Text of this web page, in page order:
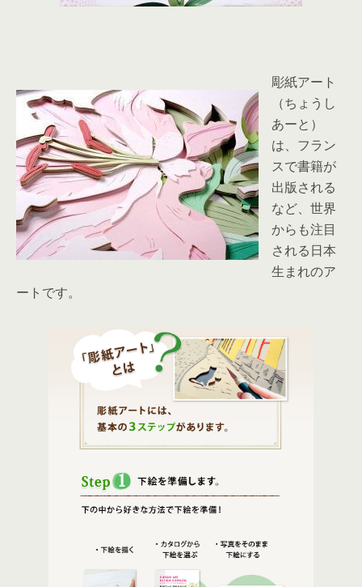
彫紙アート
（ちょうし
あーと）
は、フラン
スで書籍が
出版される
など、世界
からも注目
される日本
生まれのア
ートです。